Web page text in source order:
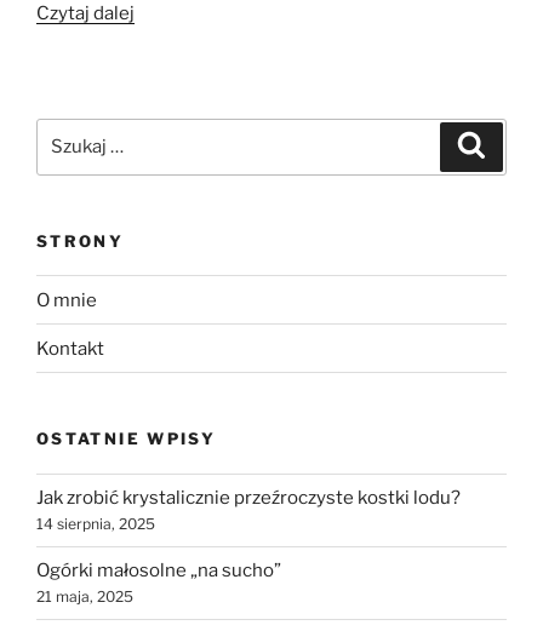
Czytaj dalej
STRONY
O mnie
Kontakt
OSTATNIE WPISY
Jak zrobić krystalicznie przeźroczyste kostki lodu?
14 sierpnia, 2025
Ogórki małosolne „na sucho”
21 maja, 2025